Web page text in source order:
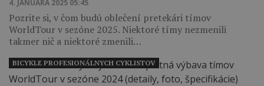
4. JANUÁRA 2025 05:45
Pozrite si, v čom budú oblečení pretekári tímov
WorldTour v sezóne 2025. Niektoré tímy nezmenili
takmer nič a niektoré zmenili…
BICYKLE PROFESIONÁLNYCH CYKLISTOV